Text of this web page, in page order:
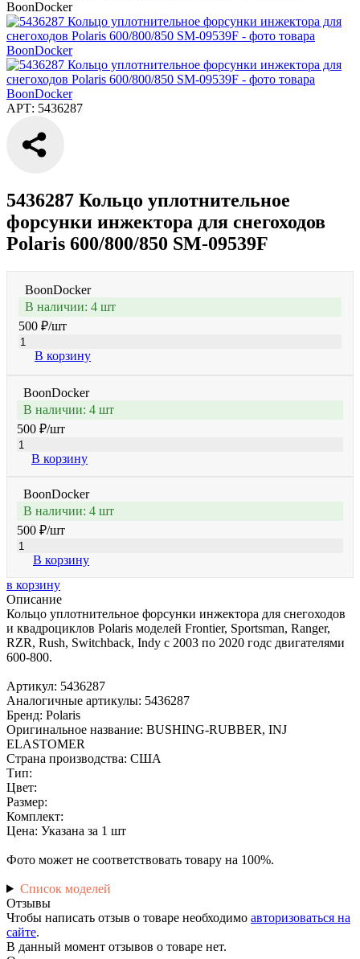
АРТ: 5436287
5436287 Кольцо уплотнительное
форсунки инжектора для снегоходов
Polaris 600/800/850 SM-09539F
BoonDocker
В наличии: 4 шт
500 ₽/шт
В корзину
BoonDocker
В наличии: 4 шт
500 ₽/шт
В корзину
BoonDocker
В наличии: 4 шт
500 ₽/шт
В корзину
в корзину
Описание
Кольцо уплотнительное форсунки инжектора для снегоходов
и квадроциклов Polaris моделей Frontier, Sportsman, Ranger,
RZR, Rush, Switchback, Indy с 2003 по 2020 годс двигателями
600-800.
Артикул: 5436287
Аналогичные артикулы: 5436287
Бренд: Polaris
Оригинальное название: BUSHING-RUBBER, INJ
ELASTOMER
Страна производства: США
Тип:
Цвет:
Размер:
Комплект:
Цена: Указана за 1 шт
Фото может не соответствовать товару на 100%.
Список моделей
Отзывы
Чтобы написать отзыв о товаре необходимо авторизоваться на
сайте.
В данный момент отзывов о товаре нет.